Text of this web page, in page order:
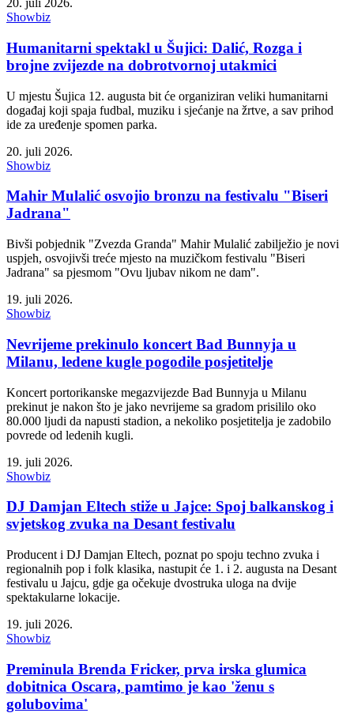
20. juli 2026.
Showbiz
Humanitarni spektakl u Šujici: Dalić, Rozga i
brojne zvijezde na dobrotvornoj utakmici
U mjestu Šujica 12. augusta bit će organiziran veliki humanitarni
događaj koji spaja fudbal, muziku i sjećanje na žrtve, a sav prihod
ide za uređenje spomen parka.
20. juli 2026.
Showbiz
Mahir Mulalić osvojio bronzu na festivalu "Biseri
Jadrana"
Bivši pobjednik "Zvezda Granda" Mahir Mulalić zabilježio je novi
uspjeh, osvojivši treće mjesto na muzičkom festivalu "Biseri
Jadrana" sa pjesmom "Ovu ljubav nikom ne dam".
19. juli 2026.
Showbiz
Nevrijeme prekinulo koncert Bad Bunnyja u
Milanu, ledene kugle pogodile posjetitelje
Koncert portorikanske megazvijezde Bad Bunnyja u Milanu
prekinut je nakon što je jako nevrijeme sa gradom prisililo oko
80.000 ljudi da napusti stadion, a nekoliko posjetitelja je zadobilo
povrede od ledenih kugli.
19. juli 2026.
Showbiz
DJ Damjan Eltech stiže u Jajce: Spoj balkanskog i
svjetskog zvuka na Desant festivalu
Producent i DJ Damjan Eltech, poznat po spoju techno zvuka i
regionalnih pop i folk klasika, nastupit će 1. i 2. augusta na Desant
festivalu u Jajcu, gdje ga očekuje dvostruka uloga na dvije
spektakularne lokacije.
19. juli 2026.
Showbiz
Preminula Brenda Fricker, prva irska glumica
dobitnica Oscara, pamtimo je kao 'ženu s
golubovima'